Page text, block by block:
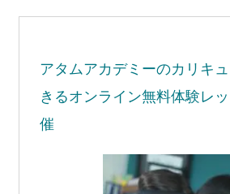
アタムアカデミーのカリキ
きるオンライン無料体験レ
催